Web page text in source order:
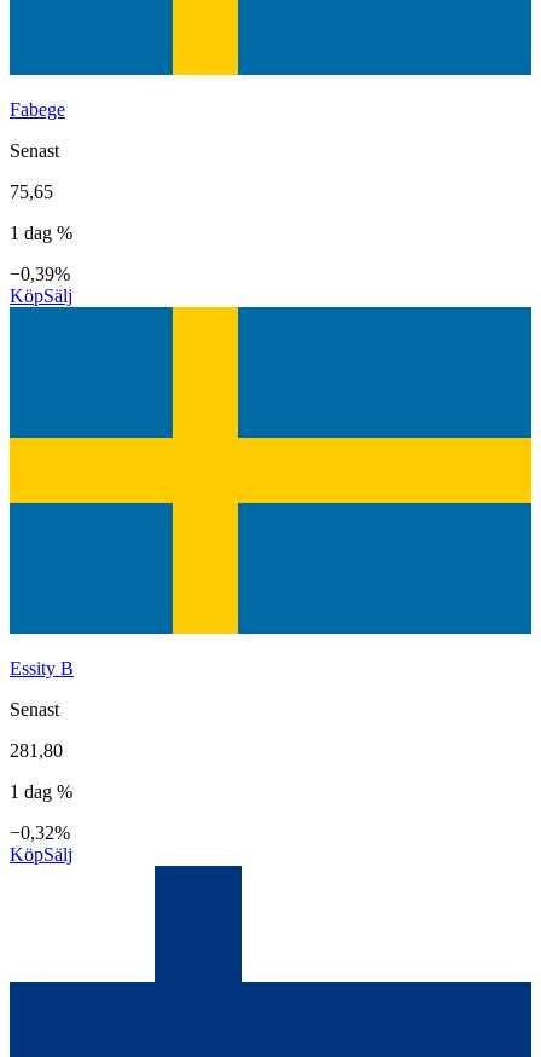
Fabege
Senast
75,65
1 dag %
−0,39%
KöpSälj
Essity B
Senast
281,80
1 dag %
−0,32%
KöpSälj